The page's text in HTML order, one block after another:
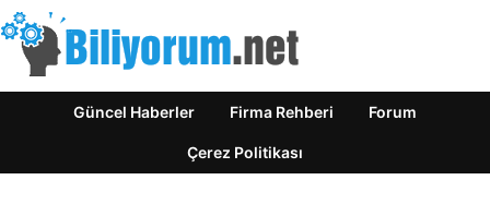
Güncel Haberler Firma Rehberi Forum
Çerez Politikası